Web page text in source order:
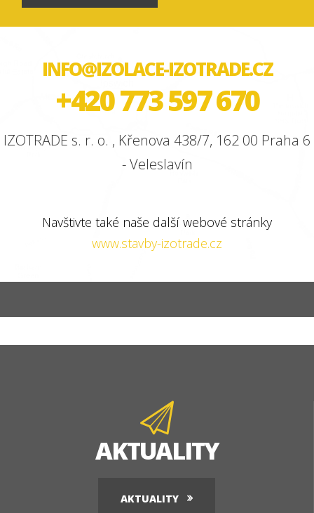
INFO@IZOLACE-IZOTRADE.CZ
+420 773 597 670
IZOTRADE s. r. o. , Křenova 438/7, 162 00 Praha 6
- Veleslavín
Navštivte také naše další webové stránky
www.stavby-izotrade.cz
AKTUALITY
AKTUALITY